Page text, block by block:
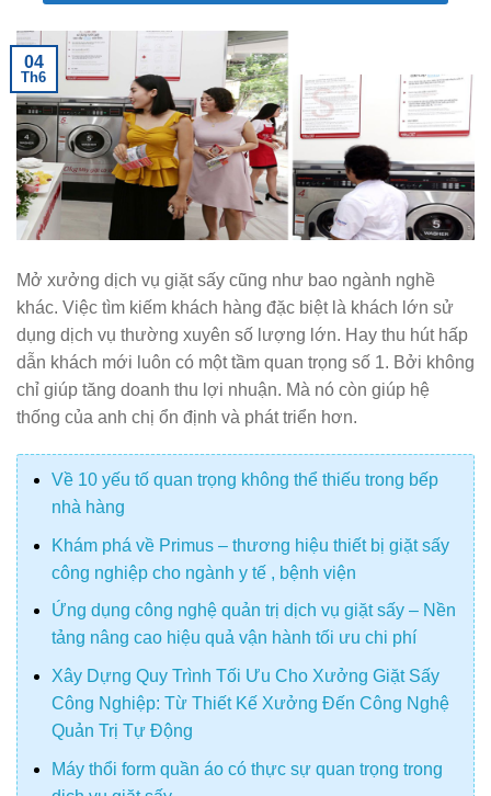
04
Th6
Mở xưởng dịch vụ giặt sấy cũng như bao ngành nghề
khác. Việc tìm kiếm khách hàng đặc biệt là khách lớn sử
dụng dịch vụ thường xuyên số lượng lớn. Hay thu hút hấp
dẫn khách mới luôn có một tầm quan trọng số 1. Bởi không
chỉ giúp tăng doanh thu lợi nhuận. Mà nó còn giúp hệ
thống của anh chị ổn định và phát triển hơn.
Về 10 yếu tố quan trọng không thể thiếu trong bếp
nhà hàng
Khám phá về Primus – thương hiệu thiết bị giặt sấy
công nghiệp cho ngành y tế , bệnh viện
Ứng dụng công nghệ quản trị dịch vụ giặt sấy – Nền
tảng nâng cao hiệu quả vận hành tối ưu chi phí
Xây Dựng Quy Trình Tối Ưu Cho Xưởng Giặt Sấy
Công Nghiệp: Từ Thiết Kế Xưởng Đến Công Nghệ
Quản Trị Tự Động
Máy thổi form quần áo có thực sự quan trọng trong